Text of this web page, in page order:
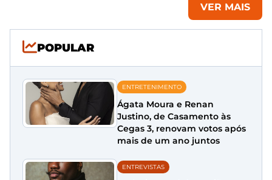
VER MAIS
POPULAR
ENTRETENIMENTO
Ágata Moura e Renan
Justino, de Casamento às
Cegas 3, renovam votos após
mais de um ano juntos
ENTREVISTAS